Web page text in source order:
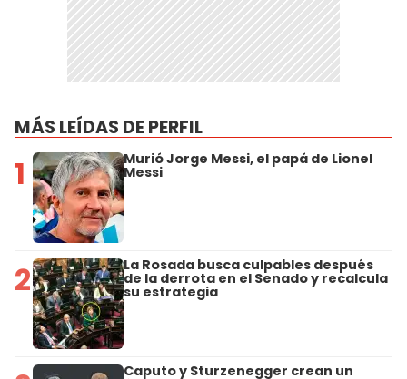
MÁS LEÍDAS DE PERFIL
1 Murió Jorge Messi, el papá de Lionel
Messi
2 La Rosada busca culpables después
de la derrota en el Senado y recalcula
su estrategia
Caputo y Sturzenegger crean un